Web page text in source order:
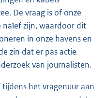
De vraag is of onze
zijn, waardoor dit
in onze havens en
zin dat er pas actie
van journalisten.
het vragenuur aan